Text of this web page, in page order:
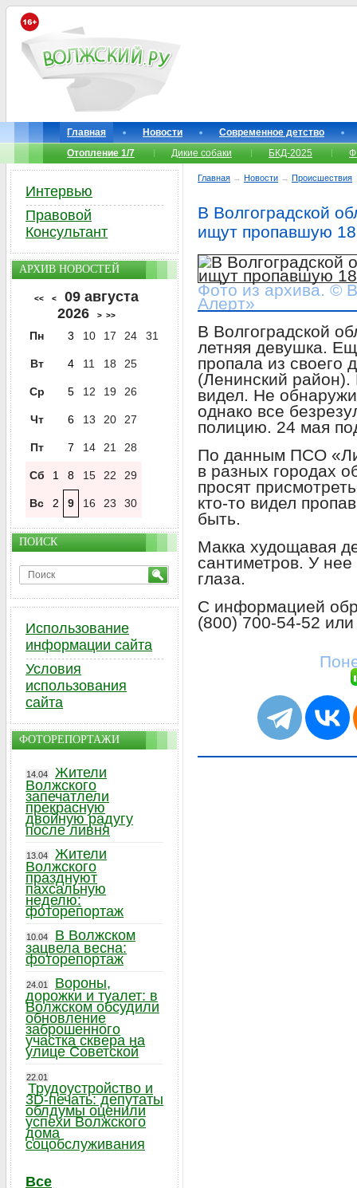
Главная Новости
Современное детство
Отопление 1/7
Дикие собаки БКД-2025
Главная → Новости → Происшествия
В Волгоградской
ищут пропавшую
Фото из архива. ©
Алерт»
В Волгоградской
летняя девушка.
пропала из своего
(Ленинский район).
видел. Не
однако все
полицию. 24 мая
По данным ПСО
в разных городах
просят
кто-то видел
быть.
Макка худощавая
сантиметров. У
глаза.
С информацией
(800) 700-54-52 или
Интервью
Правовой
Консультант
АРХИВ НОВОСТЕЙ
<< <
09 августа
2026
> >>
Пн 3 10 17 24 31
Вт 4 11 18 25
Ср 5 12 19 26
Чт 6 13 20 27
Пт 7 14 21 28
Сб 1 8 15 22 29
Вс 2 9 16 23 30
ПОИСК
Использование
информации сайта
Условия
использования
сайта
ФОТОРЕПОРТАЖИ
14.04
Жители
Волжского
запечатлели
прекрасную
двойную радугу
после ливня
13.04
Жители
Волжского
празднуют
пахсальную
неделю:
фоторепортаж
10.04
В Волжском
зацвела весна:
фоторепортаж
24.01
Вороны,
дорожки и туалет: в
Волжском обсудили
обновление
заброшенного
участка сквера на
улице Советской
22.01
Трудоустройство и
3D-печать: депутаты
облдумы оценили
успехи Волжского
дома
соцобслуживания
Все